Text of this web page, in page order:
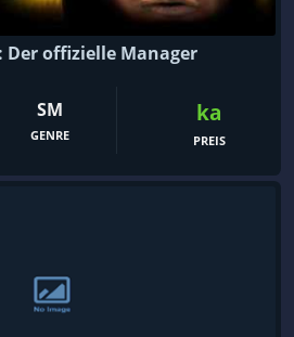
Der offizielle Manager
SM
GENRE
ka
PREIS